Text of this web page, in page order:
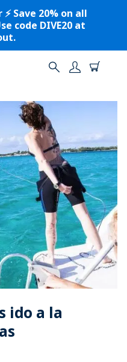
Save 20% on all
code DIVE20 at
ido a la